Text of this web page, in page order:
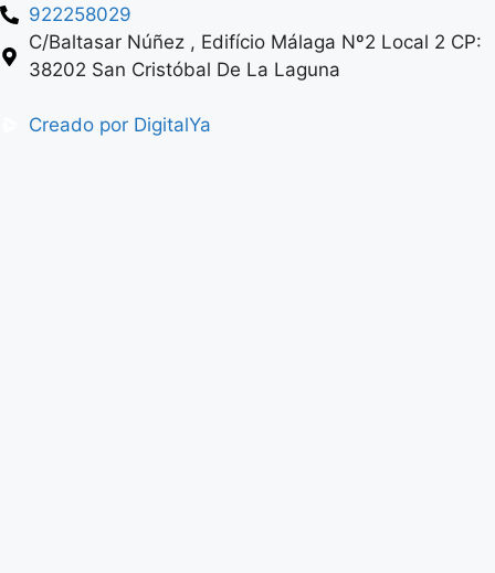
922258029
C/Baltasar Núñez , Edifício Málaga Nº2 Local 2 CP:
38202 San Cristóbal De La Laguna
Creado por DigitalYa